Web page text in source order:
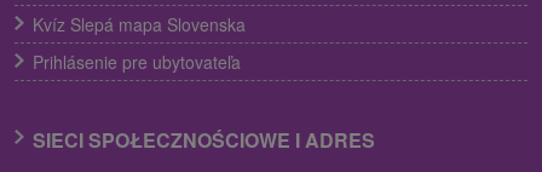
Kvíz Slepá mapa Slovenska
Prihlásenie pre ubytovateľa
SIECI SPOŁECZNOŚCIOWE I ADRES